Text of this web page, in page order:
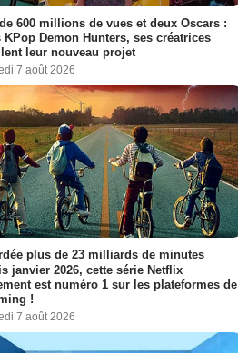
600 millions de vues et deux Oscars :
KPop Demon Hunters, ses créatrices
leur nouveau projet
7 août 2026
plus de 23 milliards de minutes
janvier 2026, cette série Netflix
est numéro 1 sur les plateformes de
!
7 août 2026